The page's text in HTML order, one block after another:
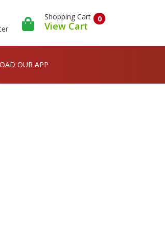
0
Shopping Cart
View Cart
OUR APP